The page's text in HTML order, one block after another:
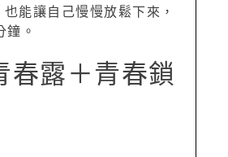
能讓自己慢慢放鬆下來，
鐘。
春露＋青春鎖